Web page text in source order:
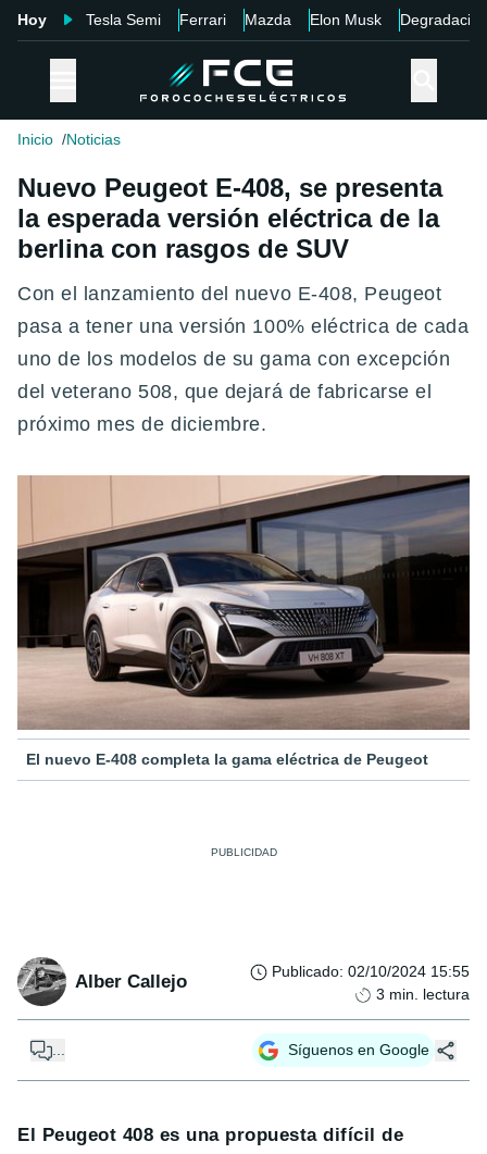
Hoy Tesla Semi Ferrari Mazda Elon Musk Degradación
Inicio Noticias
Nuevo Peugeot E-408, se presenta
la esperada versión eléctrica de la
berlina con rasgos de SUV
Con el lanzamiento del nuevo E-408, Peugeot
pasa a tener una versión 100% eléctrica de cada
uno de los modelos de su gama con excepción
del veterano 508, que dejará de fabricarse el
próximo mes de diciembre.
El nuevo E-408 completa la gama eléctrica de Peugeot
Alber Callejo Publicado: 02/10/2024 15:55
3 min. lectura
... Síguenos en Google
El Peugeot 408 es una propuesta difícil de